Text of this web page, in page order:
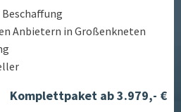
Anbietern in Großenkneten
Komplettpaket ab 3.979,- €